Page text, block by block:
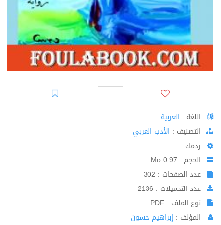
اللغة : العربية
اﻟﺘﺼﻨﻴﻒ : الأدب العربي
ردمك :
الحجم : 0.97 Mo
عدد الصفحات : 302
عدد التحميلات : 2136
نوع الملف : PDF
المؤلف : إبراهيم حسون